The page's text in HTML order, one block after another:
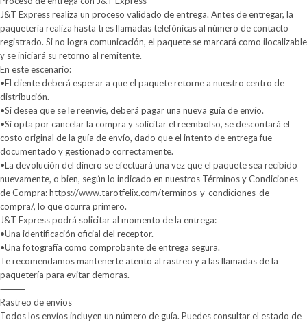
J&T Express realiza un proceso validado de entrega. Antes de entregar, la
paquetería realiza hasta tres llamadas telefónicas al número de contacto
registrado. Si no logra comunicación, el paquete se marcará como ilocalizable
y se iniciará su retorno al remitente.
En este escenario:
•El cliente deberá esperar a que el paquete retorne a nuestro centro de
distribución.
•Si desea que se le reenvíe, deberá pagar una nueva guía de envío.
•Si opta por cancelar la compra y solicitar el reembolso, se descontará el
costo original de la guía de envío, dado que el intento de entrega fue
documentado y gestionado correctamente.
•La devolución del dinero se efectuará una vez que el paquete sea recibido
nuevamente, o bien, según lo indicado en nuestros Términos y Condiciones
de Compra: https://www.tarotfelix.com/terminos-y-condiciones-de-
compra/, lo que ocurra primero.
J&T Express podrá solicitar al momento de la entrega:
•Una identificación oficial del receptor.
•Una fotografía como comprobante de entrega segura.
Te recomendamos mantenerte atento al rastreo y a las llamadas de la
paquetería para evitar demoras.
⸻
Rastreo de envíos
Todos los envíos incluyen un número de guía. Puedes consultar el estado de